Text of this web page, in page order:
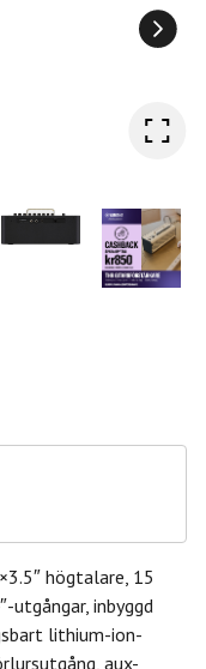
högtalare, 15
inbyggd
lithium-ion-
aux-